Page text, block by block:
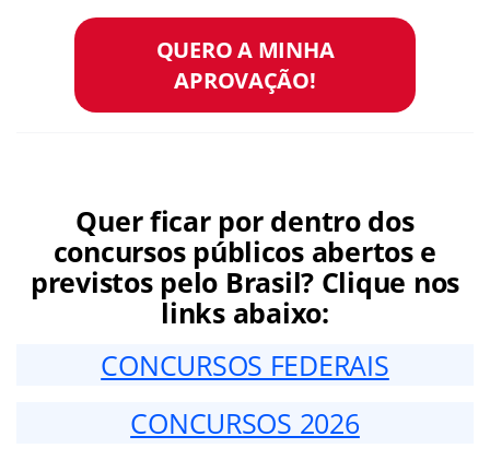
QUERO A MINHA
APROVAÇÃO!
Quer ficar por dentro dos
concursos públicos abertos e
previstos pelo Brasil? Clique nos
links abaixo:
CONCURSOS FEDERAIS
CONCURSOS 2026